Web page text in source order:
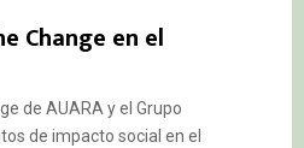
Change en el
de AUARA y el Grupo
de impacto social en el